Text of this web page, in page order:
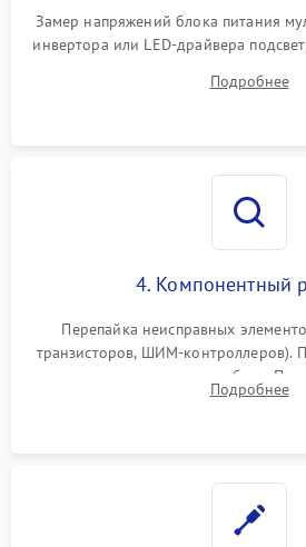
Замер напряжений блока питания
инвертора или LED-драйвера
питания скалера и тестирование
Подробнее
4. Компонентный
Перепайка неисправных
транзисторов, ШИМ-контроллеров).
памяти при программных сбоях. При
разборка матрицы и замена
Подробнее